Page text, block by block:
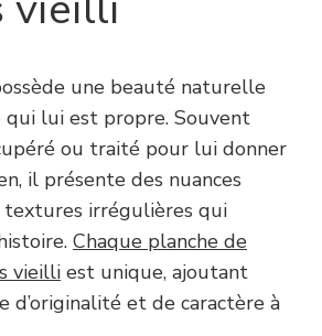
une beauté naturelle
lui est propre. Souvent
ou traité pour lui donner
il présente des nuances
irrégulières qui
Chaque planche de
vieilli est unique, ajoutant
d’originalité et de caractère à